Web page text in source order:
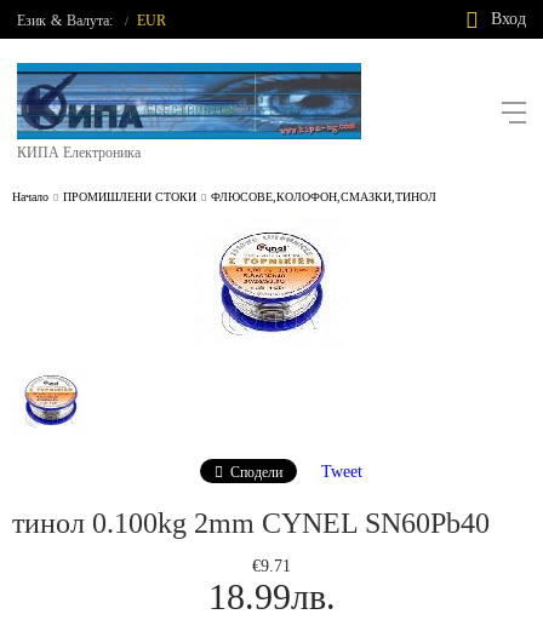
Език & Валута: / EUR Вход
КИПА Електроника
Начало ПРОМИШЛЕНИ СТОКИ ФЛЮСОВЕ,КОЛОФОН,СМАЗКИ,ТИНОЛ
Сподели Tweet
тинол 0.100kg 2mm CYNEL SN60Pb40
€9.71
18.99лв.